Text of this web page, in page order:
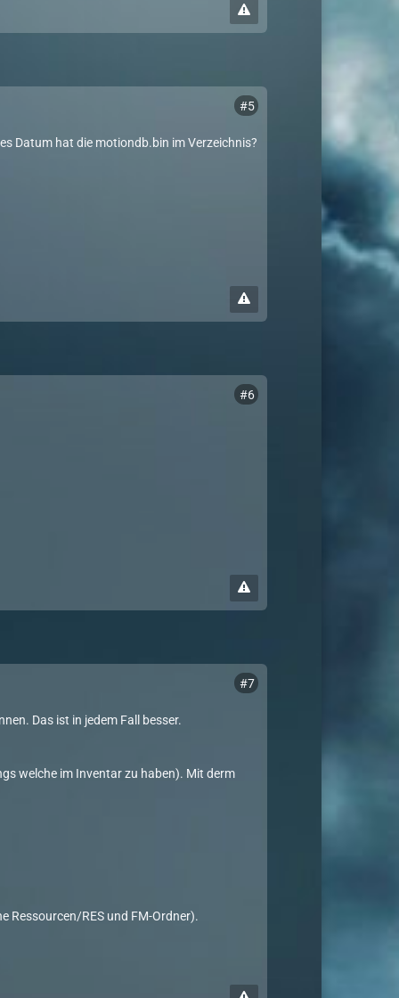
#5
Datum hat die motiondb.bin im Verzeichnis?
#6
#7
Das ist in jedem Fall besser.
welche im Inventar zu haben). Mit derm
Ressourcen/RES und FM-Ordner).